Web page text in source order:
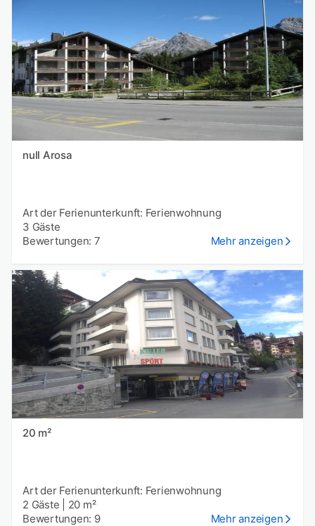
null Arosa
Art der Ferienunterkunft: Ferienwohnung
3 Gäste
Bewertungen: 7
Mehr anzeigen
20 m²
Art der Ferienunterkunft: Ferienwohnung
2 Gäste
20 m²
Bewertungen: 9
Mehr anzeigen